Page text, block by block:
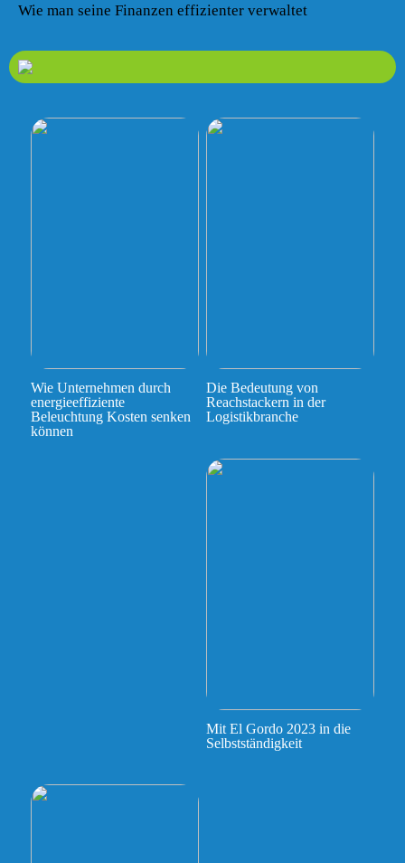
Wie man seine Finanzen effizienter verwaltet
Wie Unternehmen durch
energieeffiziente
Beleuchtung Kosten senken
können
Die Bedeutung von
Reachstackern in der
Logistikbranche
Mit El Gordo 2023 in die
Selbstständigkeit